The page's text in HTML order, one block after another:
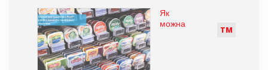
ТМ
Як
можна